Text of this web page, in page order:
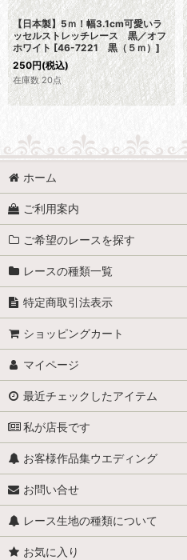
【日本製】5ｍ！幅3.1cm可愛いラ
ッセルストレッチレース 黒／オフ
ホワイト [46-7221 黒（５ｍ）]
250円(税込)
在庫数 20点
ホーム
ご利用案内
ご希望のレースを探す
レースの種類一覧
特定商取引法表示
ショッピングカート
マイページ
最近チェックしたアイテム
私が店長です
お客様作品集ウエディング
お問い合せ
レース生地の種類について
お気に入り